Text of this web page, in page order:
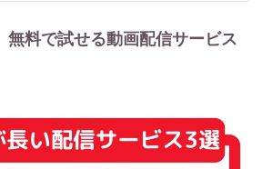
無料で試せる動画配信サービス